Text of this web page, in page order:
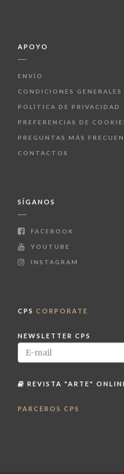
APOYO
ENVÍO
CONDICIONES
POLÍTICA DE PRIVACIDAD
PREFERENCIAS DE
PREGUNTAS MÁS
CONTACTOS
SÍGANOS
FACEBOOK
YOUTUBE
INSTAGRAM
CPS CORPORATE
NEWSLETTER CPS
REVISTA "ARTE"
PARCEROS CPS